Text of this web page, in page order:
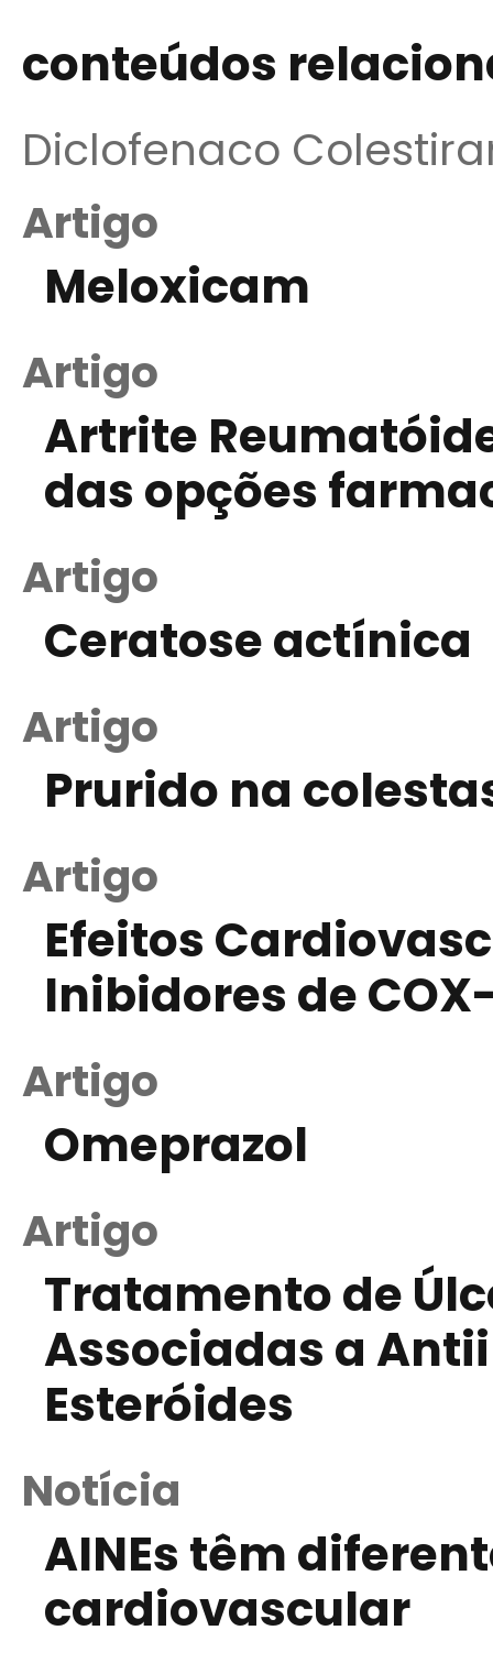
conteúdos
Diclofenaco
Artigo
Meloxicam
Artigo
Artrite
das opções
Artigo
Ceratose actínica
Artigo
Prurido na
Artigo
Efeitos
Inibidores de
Artigo
Omeprazol
Artigo
Tratamento de
Associadas a
Esteróides
Notícia
AINEs têm
cardiovascular